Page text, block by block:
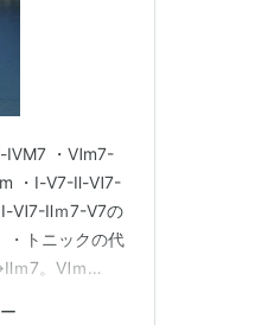
ⅣM7 ・Ⅵm7-
・Ⅰ-Ⅴ7-Ⅱ-Ⅵ7-
Ⅰ-Ⅵ7-Ⅱｍ7-Ⅴ7の
トニックの代
ｍ7。Ⅵｍ